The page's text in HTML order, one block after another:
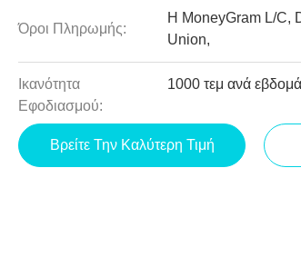
Όροι Πληρωμής:
Η MoneyGram L/C,
Union,
Ικανότητα
Εφοδιασμού:
1000 τεμ ανά
Βρείτε Την Καλύτερη Τιμή